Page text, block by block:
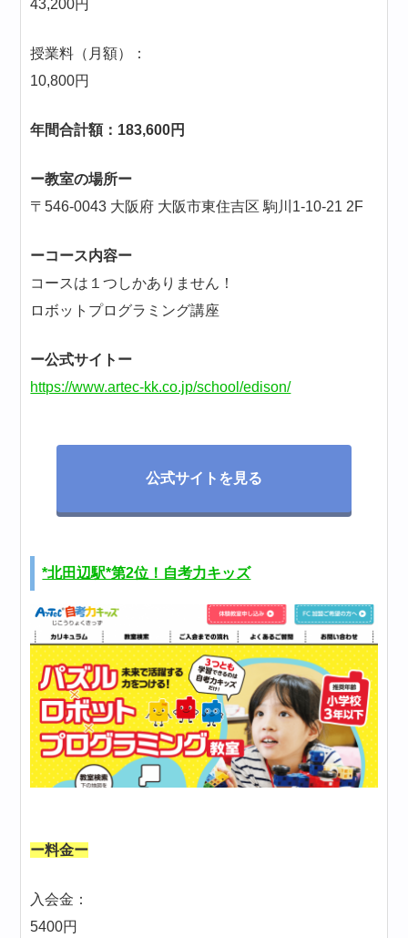
43,200円
授業料（月額）：
10,800円
年間合計額：183,600円
ー教室の場所ー
〒546-0043 大阪府 大阪市東住吉区 駒川1-10-21 2F
ーコース内容ー
コースは１つしかありません！
ロボットプログラミング講座
ー公式サイトー
https://www.artec-kk.co.jp/school/edison/
公式サイトを見る
*北田辺駅*第2位！自考力キッズ
ー料金ー
入会金：
5400円